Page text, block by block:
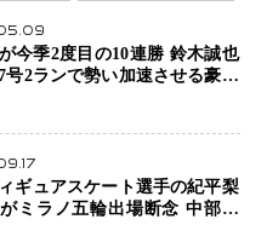
今季2度目の10連勝 鈴木誠也
号2ランで勢い加速させる豪快
ギュアスケート選手の紀平梨
ミラノ五輪出場断念 中部選
を発表「安全最優先の判断」